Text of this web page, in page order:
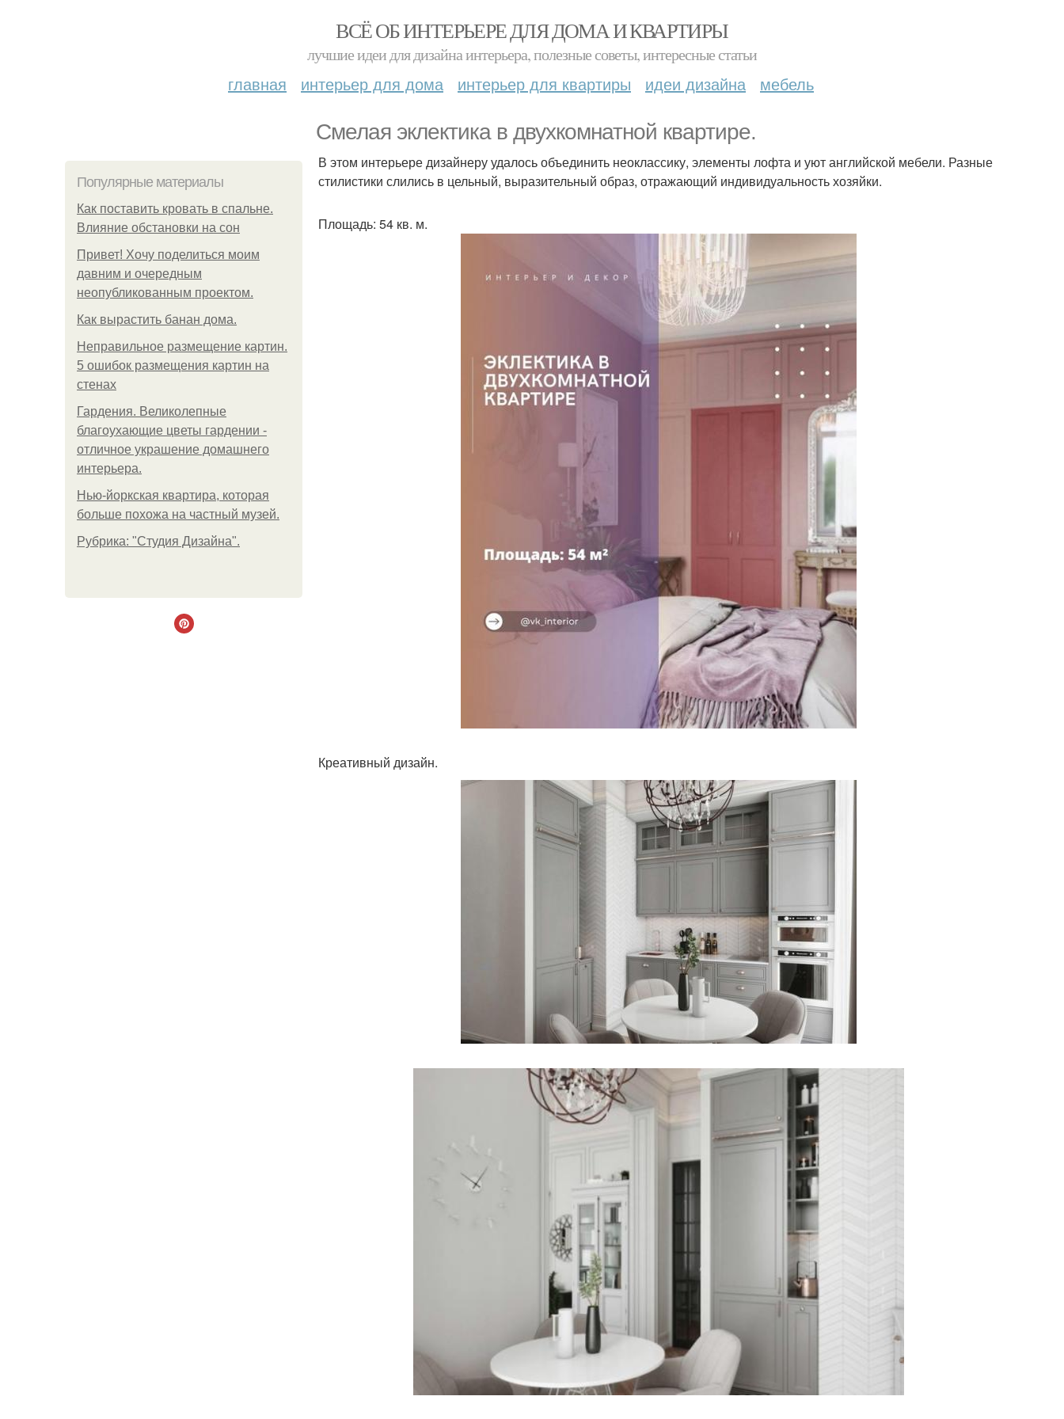
ВСЁ ОБ ИНТЕРЬЕРЕ ДЛЯ ДОМА И КВАРТИРЫ
лучшие идеи для дизайна интерьера, полезные советы, интересные статьи
главная интерьер для дома интерьер для квартиры идеи дизайна мебель
Смелая эклектика в двухкомнатной квартире.
Популярные материалы
Как поставить кровать в спальне.
Влияние обстановки на сон
Привет! Хочу поделиться моим
давним и очередным
неопубликованным проектом.
Как вырастить банан дома.
Неправильное размещение картин.
5 ошибок размещения картин на
стенах
Гардения. Великолепные
благоухающие цветы гардении -
отличное украшение домашнего
интерьера.
Нью-йоркская квартира, которая
больше похожа на частный музей.
Рубрика: "Студия Дизайна".
В этом интерьере дизайнеру удалось объединить неоклассику, элементы лофта и уют английской мебели. Разные
стилистики слились в цельный, выразительный образ, отражающий индивидуальность хозяйки.
Площадь: 54 кв. м.
Креативный дизайн.